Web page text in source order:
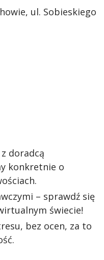
ul. Sobieskiego
doradcą
konkretnie o
– sprawdź się
świecie!
bez ocen, za to